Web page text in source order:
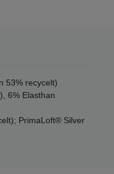
53% recycelt)
6% Elasthan
PrimaLoft® Silver